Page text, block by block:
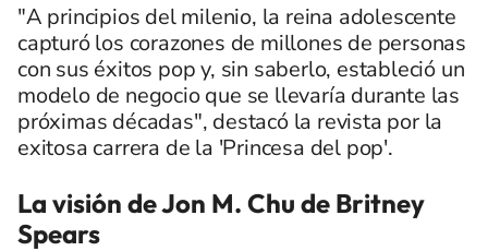
"A principios del milenio, la reina adolescente
capturó los corazones de millones de personas
con sus éxitos pop y, sin saberlo, estableció un
modelo de negocio que se llevaría durante las
próximas décadas", destacó la revista por la
exitosa carrera de la 'Princesa del pop'.
La visión de Jon M. Chu de Britney
Spears